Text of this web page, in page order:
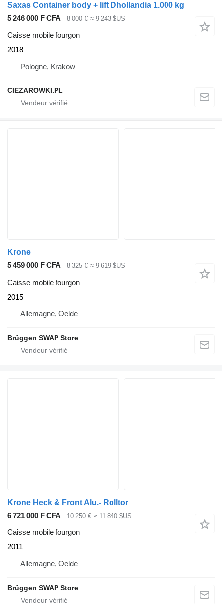
Saxas Container body + lift Dhollandia 1.000 kg
5 246 000 F CFA
8 000 € ≈ 9 243 $US
Caisse mobile fourgon
2018
Pologne, Krakow
CIEZAROWKI.PL
Krone
5 459 000 F CFA
8 325 € ≈ 9 619 $US
Caisse mobile fourgon
2015
Allemagne, Oelde
Brüggen SWAP Store
Krone Heck & Front Alu.- Rolltor
6 721 000 F CFA
10 250 € ≈ 11 840 $US
Caisse mobile fourgon
2011
Allemagne, Oelde
Brüggen SWAP Store